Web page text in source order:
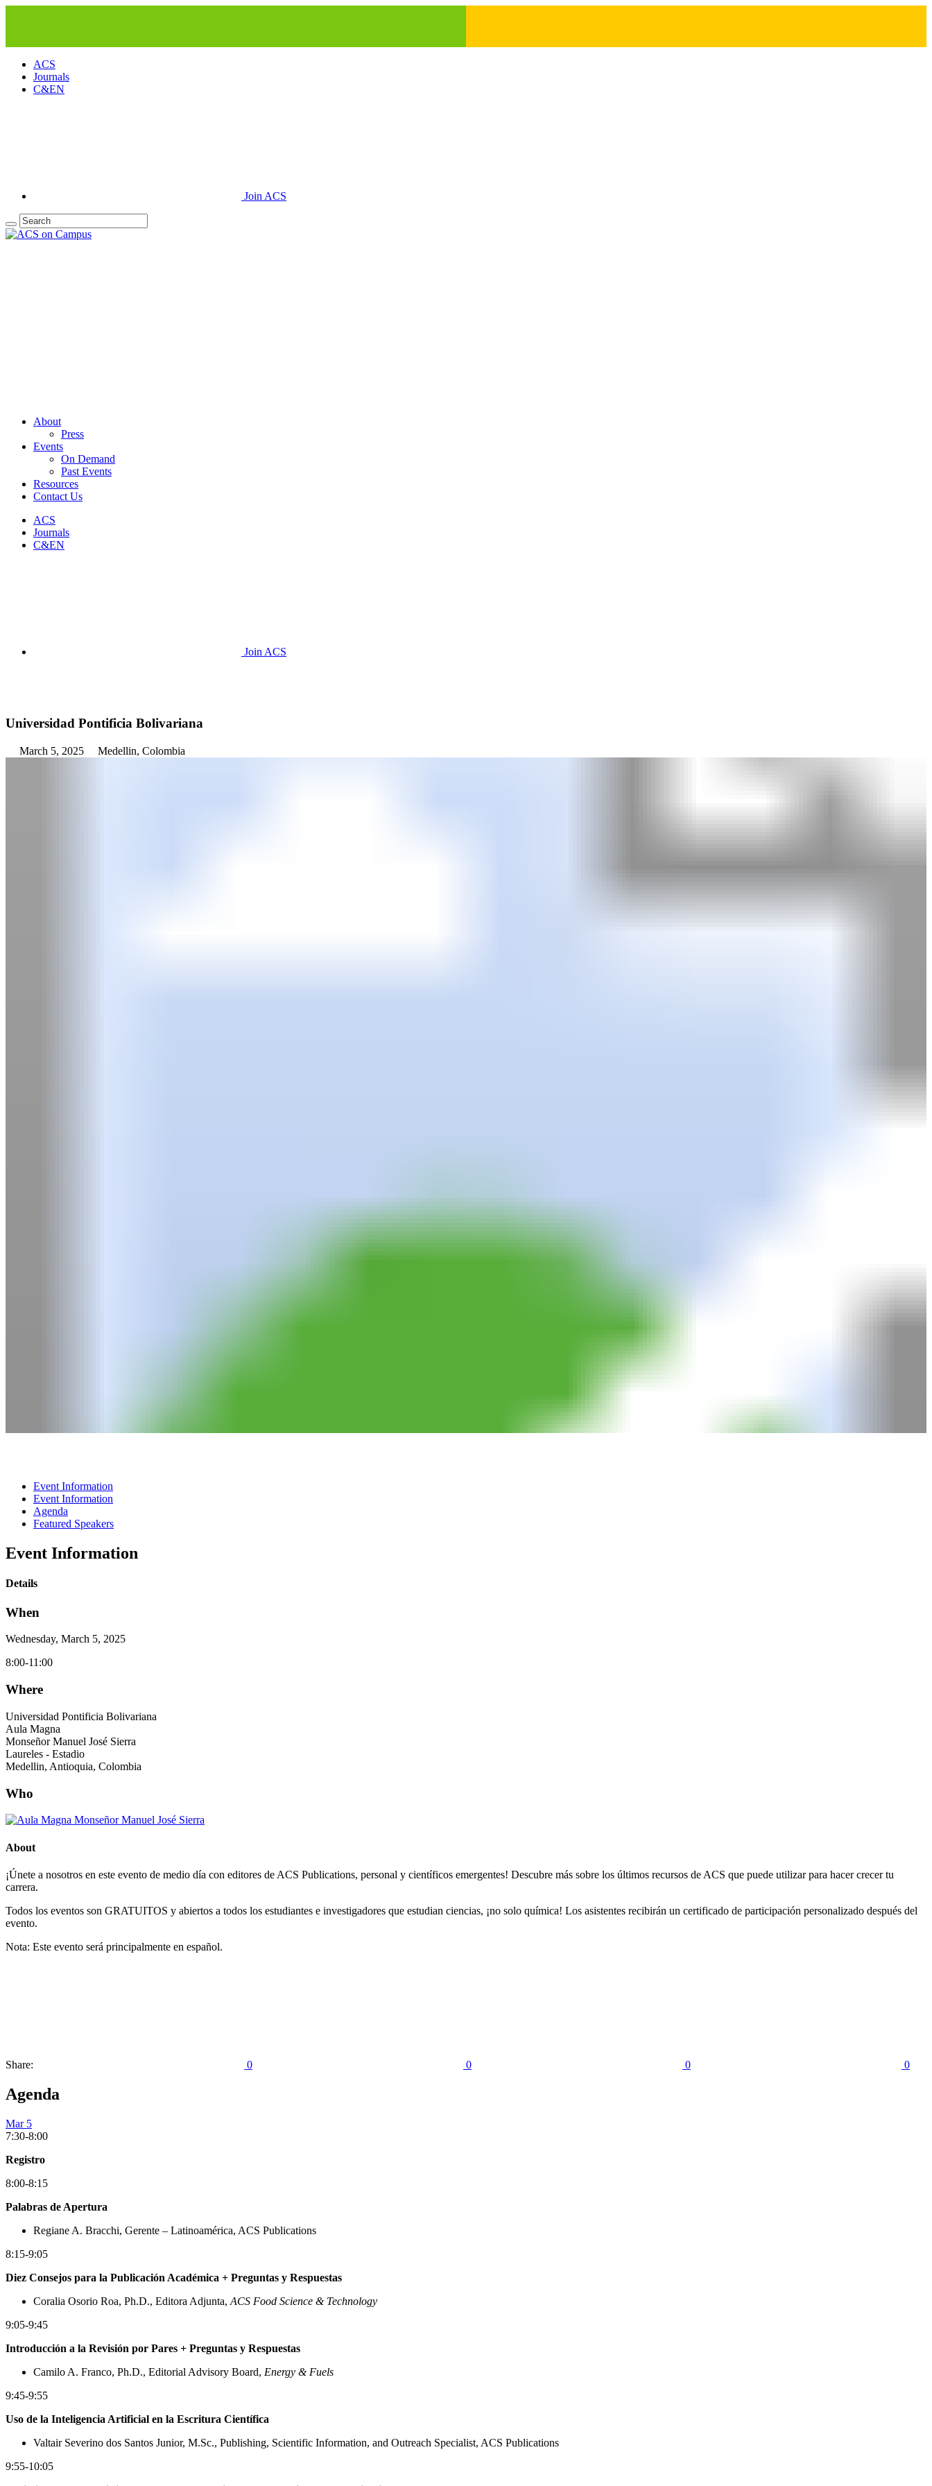
ACS
Journals
C&EN
Join ACS
About
Press
Events
On Demand
Past Events
Resources
Contact Us
ACS
Journals
C&EN
Join ACS
Universidad Pontificia Bolivariana
March 5, 2025 Medellin, Colombia
Event Information
Event Information
Agenda
Featured Speakers
Event Information
Details
When
Wednesday, March 5, 2025
8:00-11:00
Where
Universidad Pontificia Bolivariana
Aula Magna
Monseñor Manuel José Sierra
Laureles - Estadio
Medellin, Antioquia, Colombia
Who
About
¡Únete a nosotros en este evento de medio día con editores de ACS Publications, personal y científicos emergentes! Descubre más sobre los últimos recursos de ACS que puede utilizar para hacer crecer tu
carrera.
Todos los eventos son GRATUITOS y abiertos a todos los estudiantes e investigadores que estudian ciencias, ¡no solo química! Los asistentes recibirán un certificado de participación personalizado después del
evento.
Nota: Este evento será principalmente en español.
Share: 0 0 0 0
Agenda
Mar 5
7:30-8:00
Registro
8:00-8:15
Palabras de Apertura
Regiane A. Bracchi, Gerente – Latinoamérica, ACS Publications
8:15-9:05
Diez Consejos para la Publicación Académica + Preguntas y Respuestas
Coralia Osorio Roa, Ph.D., Editora Adjunta, ACS Food Science & Technology
9:05-9:45
Introducción a la Revisión por Pares + Preguntas y Respuestas
Camilo A. Franco, Ph.D., Editorial Advisory Board, Energy & Fuels
9:45-9:55
Uso de la Inteligencia Artificial en la Escritura Científica
Valtair Severino dos Santos Junior, M.Sc., Publishing, Scientific Information, and Outreach Specialist, ACS Publications
9:55-10:05